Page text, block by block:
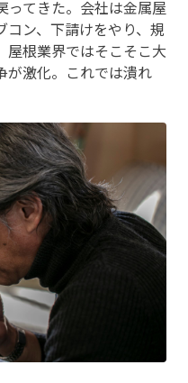
ってきた。会社は金属屋
ン、下請けをやり、規
屋根業界ではそこそこ大
が激化。これでは潰れ